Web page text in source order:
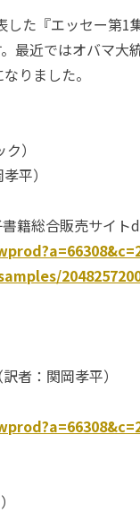
た『エッセー第1
最近ではオバマ大
りました。
）
平）
籍総合販売サイト
者：関岡孝平）